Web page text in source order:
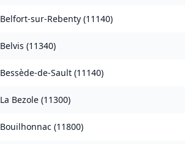
Belfort-sur-Rebenty (11140)
Belvis (11340)
Bessède-de-Sault (11140)
La Bezole (11300)
Bouilhonnac (11800)